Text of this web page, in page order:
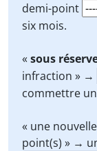
demi-point
six mois.
«sous
infraction » →
commettre
« une
point(s) » →